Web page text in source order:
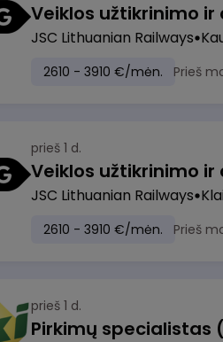
JSC Lithuanian Railways
2610 - 3910 €/mėn. Prieš
prieš 1 d.
JSC Lithuanian Railways
2610 - 3910 €/mėn. Prieš
prieš 1 d.
Pirkimų specialistas